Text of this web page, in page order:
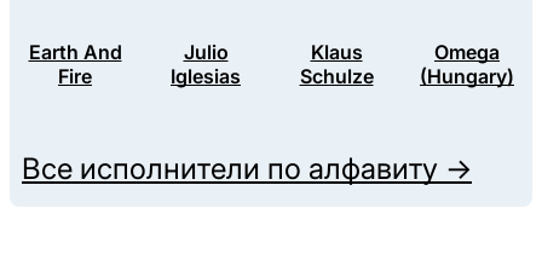
Earth And
Fire
Julio
Iglesias
Klaus
Schulze
Omega
(Hungary)
Все исполнители по алфавиту →